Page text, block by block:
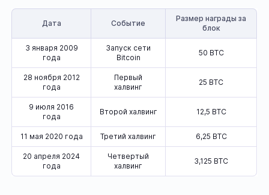
Дата Событие
Размер награды за
блок
3 января 2009
года
Запуск сети
Bitcoin
50 BTC
28 ноября 2012
года
Первый
халвинг
25 BTC
9 июля 2016
года
Второй халвинг 12,5 BTC
11 мая 2020 года Третий халвинг 6,25 BTC
20 апреля 2024
года
Четвертый
халвинг
3,125 BTC